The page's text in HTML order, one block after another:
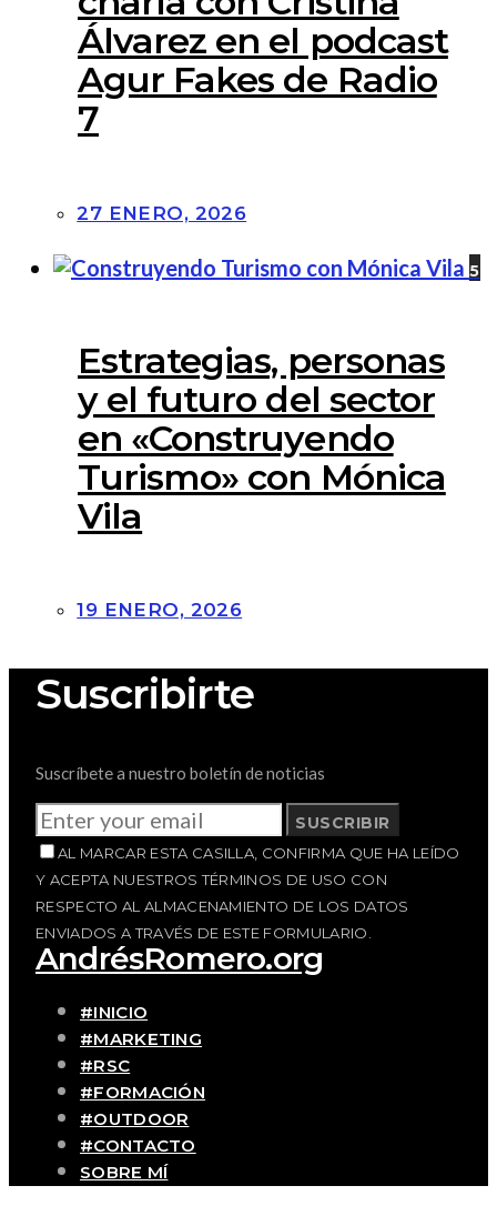
Álvarez en el podcast
Agur Fakes de Radio
7
27 ENERO, 2026
5
Estrategias, personas
y el futuro del sector
en «Construyendo
Turismo» con Mónica
Vila
19 ENERO, 2026
Suscribirte
Suscríbete a nuestro boletín de noticias
SUSCRIBIR
AL MARCAR ESTA CASILLA, CONFIRMA QUE HA LEÍDO
Y ACEPTA NUESTROS TÉRMINOS DE USO CON
RESPECTO AL ALMACENAMIENTO DE LOS DATOS
ENVIADOS A TRAVÉS DE ESTE FORMULARIO.
AndrésRomero.org
#INICIO
#MARKETING
#RSC
#FORMACIÓN
#OUTDOOR
#CONTACTO
SOBRE MÍ